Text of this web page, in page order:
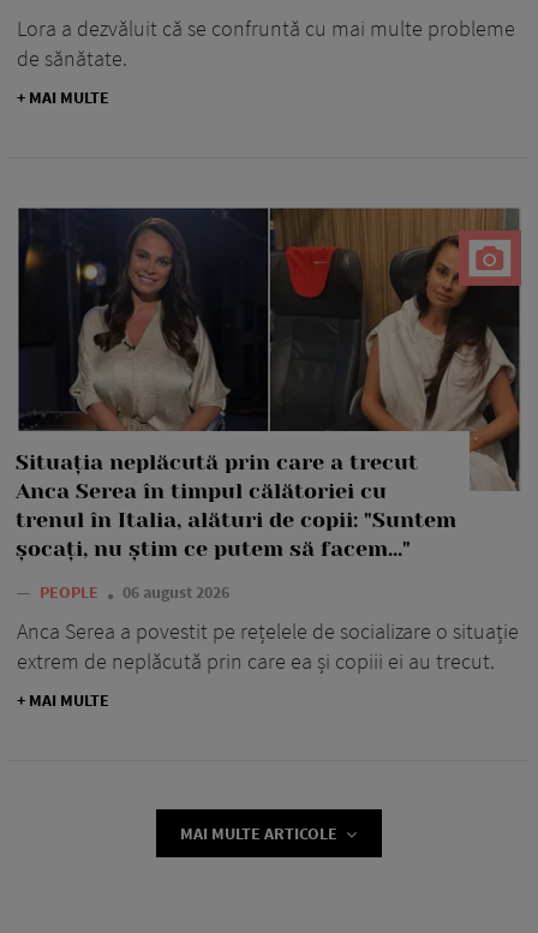
Lora a dezvăluit că se confruntă cu mai multe probleme
de sănătate.
+ MAI MULTE
Situația neplăcută prin care a trecut
Anca Serea în timpul călătoriei cu
trenul în Italia, alături de copii: "Suntem
șocați, nu știm ce putem să facem..."
— PEOPLE 06 august 2026
Anca Serea a povestit pe rețelele de socializare o situație
extrem de neplăcută prin care ea și copiii ei au trecut.
+ MAI MULTE
MAI MULTE ARTICOLE